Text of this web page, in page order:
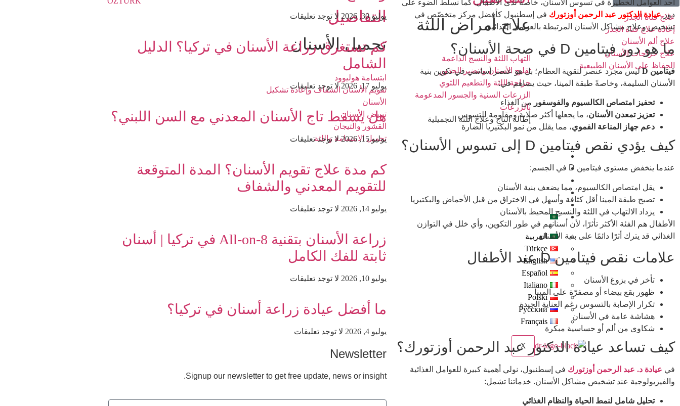
علاج قناة الجذر
إعادة علاج قناة الجذر
علاج ألم الأسنان
علاج خراجات الأسنان
الحفاظ على الأسنان الطبيعية
علاج أمراض اللثة
التهاب اللثة والنسج الداعمة
تقليح الأسنان وتنضير الجذور
جراحة اللثة والتطعيم اللثوي
الزرعات السنية والجسور المدعومة
بالزرعات
إطالة التاج وعلاج اللثة التجميلية
التفاصيل
تجميل الأسنان
ابتسامة هوليوود
تقويم الأسنان الشفاف وإعادة تشكيل
الأسنان
تبييض الأسنان
القشور والتيجان
تجميل الابتسامة واللثة
من نحن
تواصل معنا
معرض الصور
المدونة
العربية
العربية
Türkçe
English
Español
Italiano
Polski
Русский
Français
X
أحد العوامل الخطيرة في تسوس الأسنان، خاصةً لدى الأطفال. كما نسلط الضوء على
دور عيادة الدكتور عبد الرحمن أوزتورك في إسطنبول كأفضل مركز متخصّص في
تشخيص وعلاج مشاكل الأسنان المرتبطة بالعوامل الغذائية.
ما هو دور فيتامين D في صحة الأسنان؟
فيتامين D
ليس مجرد عنصر لتقوية العظام؛ بل هو عنصر أساسي في تكوين بنية
الأسنان السليمة، وخاصةً طبقة المينا، حيث يساهم في:
تحفيز امتصاص الكالسيوم والفوسفور من الغذاء
تعزيز تمعدن الأسنان، ما يجعلها أكثر صلابة ومقاومة للتسوس
دعم جهاز المناعة الفموي، مما يقلل من نمو البكتيريا الضارة
كيف يؤدي نقص فيتامين D إلى تسوس الأسنان؟
عندما ينخفض مستوى فيتامين D في الجسم:
يقل امتصاص الكالسيوم، مما يضعف بنية الأسنان
تصبح طبقة المينا أقل كثافة وأسهل في الاختراق من قبل الأحماض والبكتيريا
يزداد الالتهاب في اللثة والنسيج المحيط بالأسنان
الأطفال هم الفئة الأكثر تأثرًا، لأن أسنانهم في طور التكوين، وأي خلل في التوازن
الغذائي قد يترك أثرًا دائمًا على بنية الأسنان.
علامات نقص فيتامين D عند الأطفال
تأخر في بزوغ الأسنان
ظهور بقع بيضاء أو مصفرّة على المينا
تكرار الإصابة بالتسوس رغم العناية الجيدة
هشاشة عامة في الأسنان
شكاوى من ألم أو حساسية مبكرة
كيف تساعد عيادة الدكتور عبد الرحمن أوزتورك؟
في عيادة د. عبد الرحمن أوزتورك في إسطنبول، نولي أهمية كبيرة للعوامل الغذائية
والفيزيولوجية عند تشخيص مشاكل الأسنان. خدماتنا تشمل:
تحليل شامل لنمط الحياة والنظام الغذائي
يوليو 30, 2026 لا توجد تعليقات
كم تستغرق زراعة الأسنان في تركيا؟ الدليل
الشامل
يوليو 17, 2026 لا توجد تعليقات
هل يسقط تاج الأسنان المعدني مع السن اللبني؟
يوليو 15, 2026 لا توجد تعليقات
كم مدة علاج تقويم الأسنان؟ المدة المتوقعة
للتقويم المعدني والشفاف
يوليو 14, 2026 لا توجد تعليقات
زراعة الأسنان بتقنية All-on-8 في تركيا | أسنان
ثابتة للفك الكامل
يوليو 10, 2026 لا توجد تعليقات
ما أفضل عيادة زراعة أسنان في تركيا؟
يوليو 4, 2026 لا توجد تعليقات
Newsletter
Signup our newsletter to get free update, news or insight.